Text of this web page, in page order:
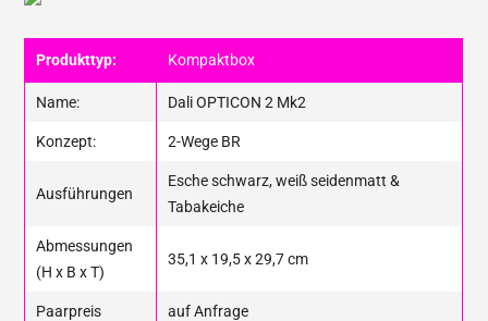
Produkttyp: Kompaktbox
Name: Dali OPTICON 2 Mk2
Konzept: 2-Wege BR
Ausführungen
Esche schwarz, weiß seidenmatt &
Tabakeiche
Abmessungen
(H x B x T)
35,1 x 19,5 x 29,7 cm
Paarpreis auf Anfrage